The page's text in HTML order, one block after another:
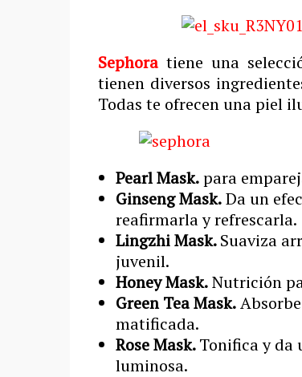
Sephora tiene una
tienen diversos
Todas te ofrecen una piel
Pearl Mask.para
Ginseng Mask.Da un
reafirmarla y refrescarla.
Lingzhi Mask.Suaviza
juvenil.
Honey Mask.Nutrición
Green Tea Mask.
matificada.
Rose Mask.Tonifica y da
luminosa.